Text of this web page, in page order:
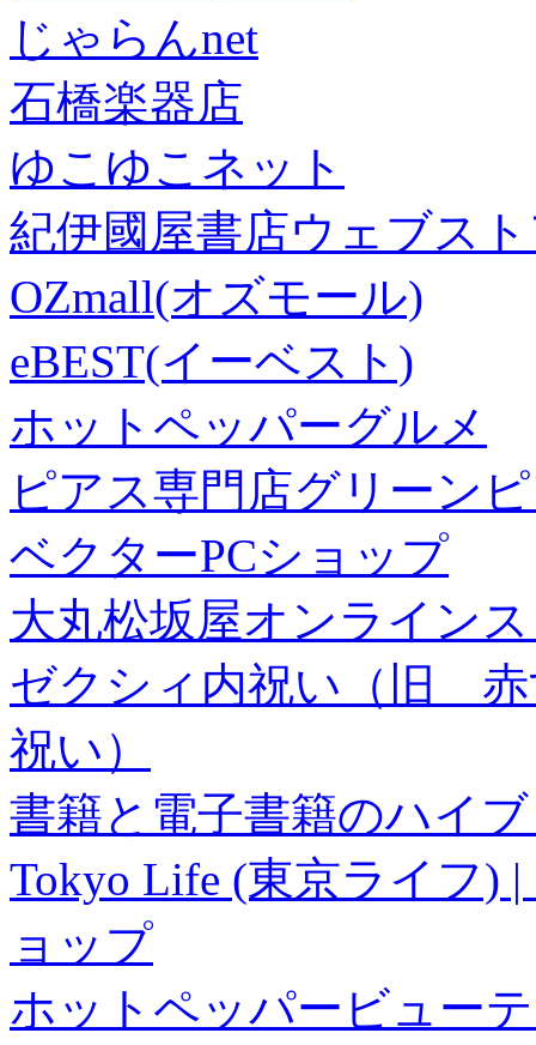
じゃらんnet
石橋楽器店
ゆこゆこネット
紀伊國屋書店ウェブス
OZmall(オズモール)
eBEST(イーベスト)
ホットペッパーグルメ
ピアス専門店グリーン
ベクターPCショップ
大丸松坂屋オンライン
ゼクシィ内祝い（旧 赤
祝い）
書籍と電子書籍のハイ
Tokyo Life (東京ライフ)
ョップ
ホットペッパービュー